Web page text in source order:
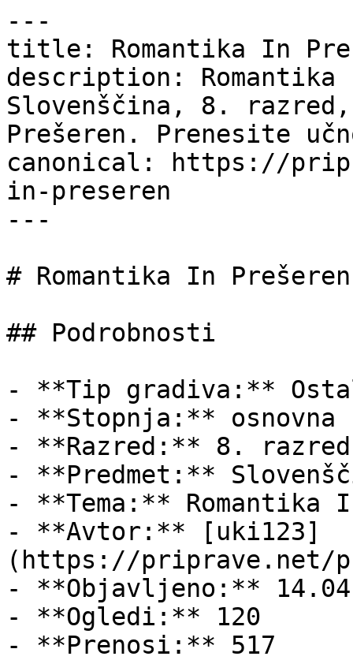
---
title: Romantika In
description:
Slovenščina, 8.
Prešeren. Prenesite
canonical: https://
in-preseren
---
# Romantika In Prešeren
## Podrobnosti
- **Tip gradiva:**
- **Stopnja:** osnovna
- **Razred:** 8. razred
- **Predmet:**
- **Tema:** Romantika
- **Avtor:** [uki123]
(https://priprave.net/
- **Objavljeno:**
- **Ogledi:** 120
- **Prenosi:** 517